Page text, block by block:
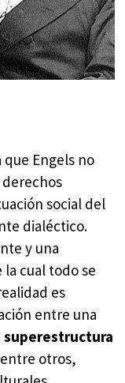
Engels no
social del
dialéctico.
y una
cual todo se
es
entre una
otros,